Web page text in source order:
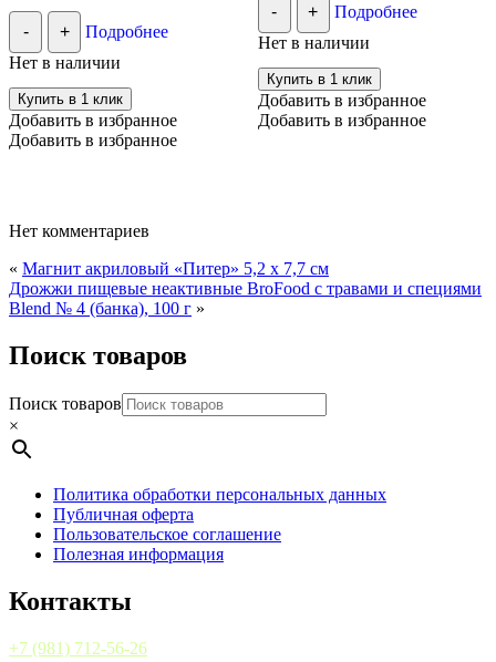
- +
Подробнее
Нет в наличии
Купить в 1 клик
Добавить в избранное
Добавить в избранное
- +
Подробнее
Нет в наличии
Купить в 1 клик
Добавить в избранное
Добавить в избранное
Нет комментариев
« Магнит акриловый «Питер» 5,2 х 7,7 см
Дрожжи пищевые неактивные BroFood с травами и специями
Blend № 4 (банка), 100 г »
Поиск товаров
Поиск товаров
×
Политика обработки персональных данных
Публичная оферта
Пользовательское соглашение
Полезная информация
Контакты
+7 (981) 712-56-26